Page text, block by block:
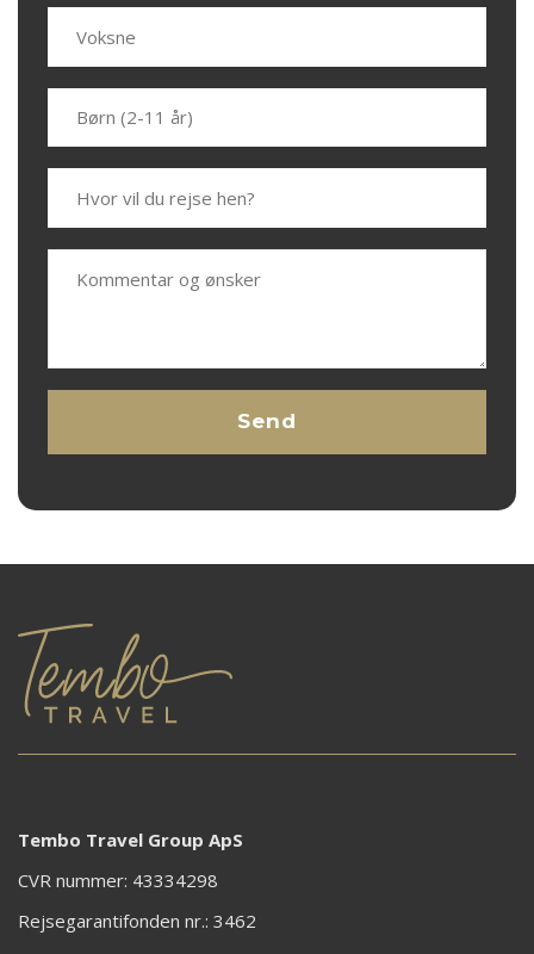
Tembo Travel Group ApS
CVR nummer: 43334298
Rejsegarantifonden nr.: 3462